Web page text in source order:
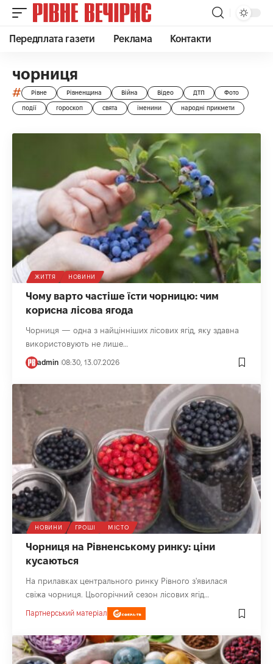
Передплата газети Реклама Контакти
чорниця
# Рівне Рівненщина Війна Відео ДТП Фото
події гороскоп свята іменини народні прикмети
ЖИТТЯ НОВИНИ
Чому варто частіше їсти чорницю: чим
корисна лісова ягода
Чорниця — одна з найцінніших лісових ягід, яку здавна
використовують не лише…
admin 08:30, 13.07.2026
НОВИНИ ГРОШІ МІСТО
Чорниця на Рівненському ринку: ціни
кусаються
На прилавках центрального ринку Рівного з'явилася
свіжа чорниця. Цьогорічний сезон лісових ягід…
Партнерський матеріал